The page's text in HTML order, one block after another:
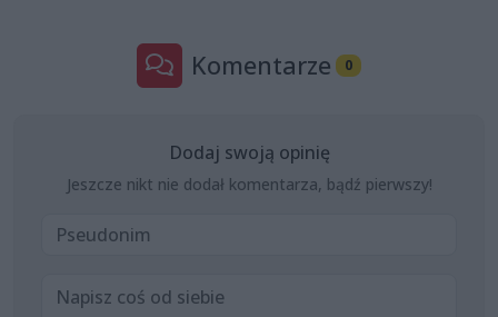
Komentarze 0
Dodaj swoją opinię
Jeszcze nikt nie dodał komentarza, bądź pierwszy!